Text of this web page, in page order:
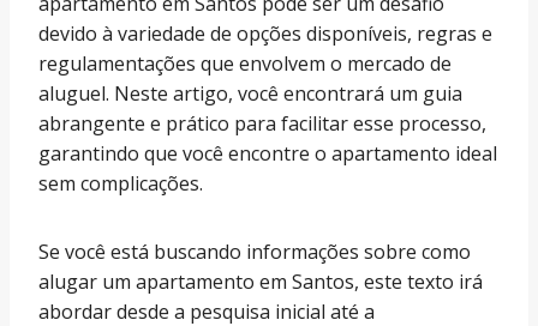
devido à variedade de opções disponíveis, regras e
regulamentações que envolvem o mercado de
aluguel. Neste artigo, você encontrará um guia
abrangente e prático para facilitar esse processo,
garantindo que você encontre o apartamento ideal
sem complicações.
Se você está buscando informações sobre como
alugar um apartamento em Santos, este texto irá
abordar desde a pesquisa inicial até a